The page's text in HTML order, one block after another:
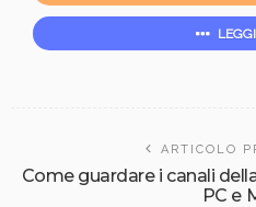
ARTICOLO
Come guardare i canali
PC e